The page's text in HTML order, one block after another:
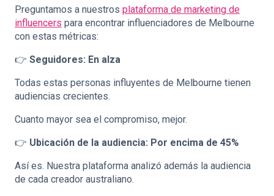
Preguntamos a nuestros plataforma de marketing de
influencers para encontrar influenciadores de Melbourne
con estas métricas:
👉 Seguidores: En alza
Todas estas personas influyentes de Melbourne tienen
audiencias crecientes.
Cuanto mayor sea el compromiso, mejor.
👉 Ubicación de la audiencia: Por encima de 45%
Así es. Nuestra plataforma analizó además la audiencia
de cada creador australiano.